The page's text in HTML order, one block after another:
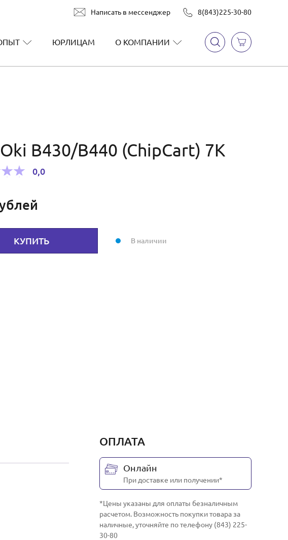
Написать в мессенджер 8(843)225-30-80
ЮРЛИЦАМ О КОМПАНИИ
B430/B440 (ChipCart) 7К
0,0
КУПИТЬ В наличии
ОПЛАТА
Онлайн
При доставке или получении*
*Цены указаны для оплаты безналичным
расчетом. Возможность покупки товара за
наличные, уточняйте по телефону (843) 225-
30-80